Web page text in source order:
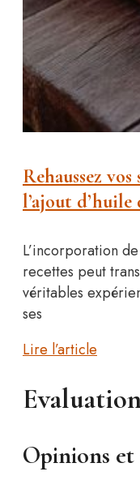
Rehaussez
l’ajout d’huile
L’incorporation
recettes peut
véritables
ses
Lire l’article
Opinions